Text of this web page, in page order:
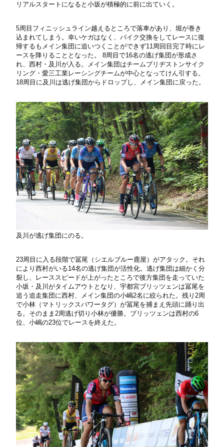
リアルスタートになると小坂が積極的に前に出ていく。
5周目フィニッシュライン越えるところで落車があり、堀が巻き
込まれてしまう。幸いケガはなく、バイク交換をしてレースに復
帰するもメイン集団に追いつくことができず11周回目完了時にレ
ースを降りることとなった。 8周目で16名の逃げ集団が形成さ
れ、西村・及川が入る。メイン集団はチームブリヂストンサイク
リング・愛三工業レーシングチームが中心となってけん引する。
18周目に及川は逃げ集団からドロップし、メイン集団に戻った。
及川が逃げ集団にのる。
23周目に入る段階で冨尾（シエルブルー鹿屋）がアタック。それ
により西村がいる14名の逃げ集団が活性化。逃げ集団は細かく分
裂し、レーススピードが上がったところで後方集団を走っていた
小坂・及川がタイムアウトとなり、宇都宮ブリッツェンは冨尾を
追う追走集団に西村、メイン集団の小嶋2名に絞られた。残り2周
で小林（マトリックスパワータグ）が冨尾を捕まえ先頭に踊り出
る。そのまま2周逃げ切り小林が優勝。ブリッツェンは西村の6
位、小嶋の23位でレースを終えた。